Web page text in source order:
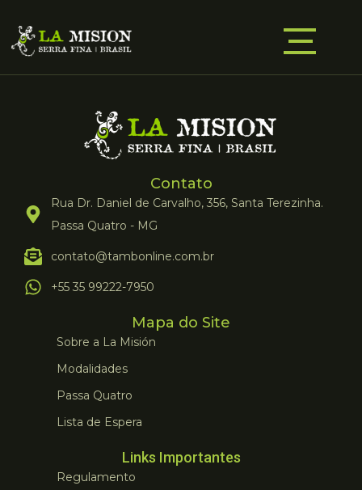
Contato
Rua Dr. Daniel de Carvalho, 356, Santa Terezinha.
Passa Quatro - MG
contato@tambonline.com.br
+55 35 99222-7950
Mapa do Site
Sobre a La Misión
Modalidades
Passa Quatro
Lista de Espera
Links Importantes
Regulamento